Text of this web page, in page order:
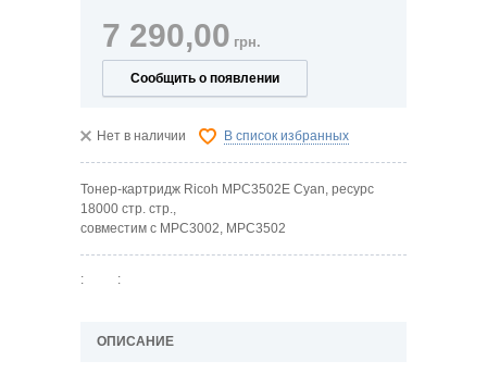
7 290,00 грн.
Сообщить о появлении
Нет в наличии В список избранных
Тонер-картридж Ricoh MPC3502E Cyan, ресурс
18000 стр. стр.,
совместим с MPC3002, MPC3502
: :
ОПИСАНИЕ